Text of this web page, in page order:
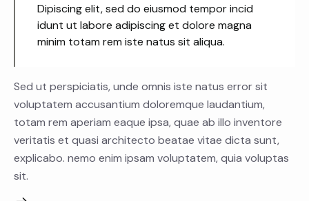
Dipiscing elit, sed do eiusmod tempor incid
idunt ut labore adipiscing et dolore magna
minim totam rem iste natus sit aliqua.
Sed ut perspiciatis, unde omnis iste natus error sit
voluptatem accusantium doloremque laudantium,
totam rem aperiam eaque ipsa, quae ab illo inventore
veritatis et quasi architecto beatae vitae dicta sunt,
explicabo. nemo enim ipsam voluptatem, quia voluptas
sit.